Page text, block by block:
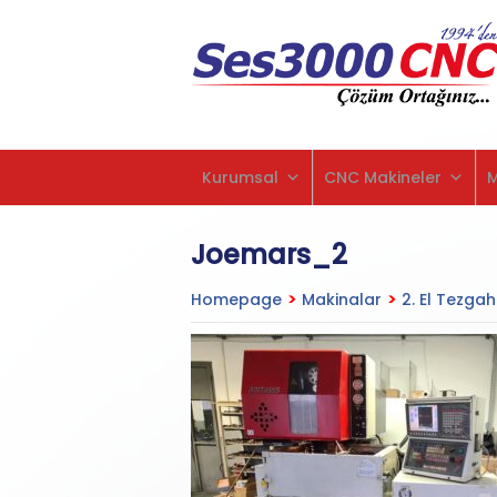
Kurumsal
CNC Makineler
Joemars_2
Homepage > Makinalar > 2. El